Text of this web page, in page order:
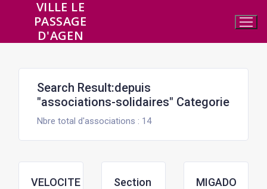
VILLE LE
PASSAGE
D'AGEN
Search Result:depuis
"associations-solidaires" Categorie
Nbre total d'associations : 14
VELOCITE
Section
MIGADO